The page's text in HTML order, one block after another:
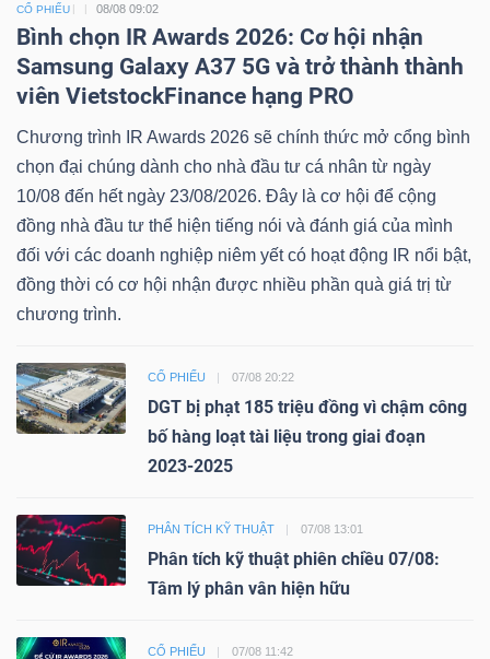
CỔ PHIẾU 08/08 09:02
Bình chọn IR Awards 2026: Cơ hội nhận
Samsung Galaxy A37 5G và trở thành thành
viên VietstockFinance hạng PRO
Chương trình IR Awards 2026 sẽ chính thức mở cổng bình
chọn đại chúng dành cho nhà đầu tư cá nhân từ ngày
10/08 đến hết ngày 23/08/2026. Đây là cơ hội để cộng
đồng nhà đầu tư thể hiện tiếng nói và đánh giá của mình
đối với các doanh nghiệp niêm yết có hoạt động IR nổi bật,
đồng thời có cơ hội nhận được nhiều phần quà giá trị từ
chương trình.
CỔ PHIẾU 07/08 20:22
DGT bị phạt 185 triệu đồng vì chậm công
bố hàng loạt tài liệu trong giai đoạn
2023-2025
PHÂN TÍCH KỸ THUẬT 07/08 13:01
Phân tích kỹ thuật phiên chiều 07/08:
Tâm lý phân vân hiện hữu
CỔ PHIẾU 07/08 11:42